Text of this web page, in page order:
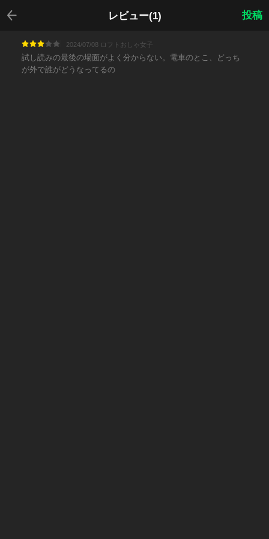
レビュー(1)
戻る
投稿
2024/07/08 ロフトおしゃ女子
試し読みの最後の場面がよく分からない。電車のとこ、どっち
が外で誰がどうなってるの